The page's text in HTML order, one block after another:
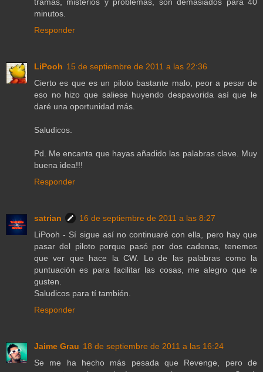
minutos.
Responder
LiPooh 15 de septiembre de 2011 a las 22:36
Cierto es que es un piloto bastante malo, peor a pesar de
eso no hizo que saliese huyendo despavorida así que le
daré una oportunidad más.
Saludicos.
Pd. Me encanta que hayas añadido las palabras clave. Muy
buena idea!!!
Responder
satrian
16 de septiembre de 2011 a las 8:27
LiPooh - Sí sigue así no continuaré con ella, pero hay que
pasar del piloto porque pasó por dos cadenas, tenemos
que ver que hace la CW. Lo de las palabras como la
puntuación es para facilitar las cosas, me alegro que te
gusten.
Saludicos para tí también.
Responder
Jaime Grau 18 de septiembre de 2011 a las 16:24
Se me ha hecho más pesada que Revenge, pero de